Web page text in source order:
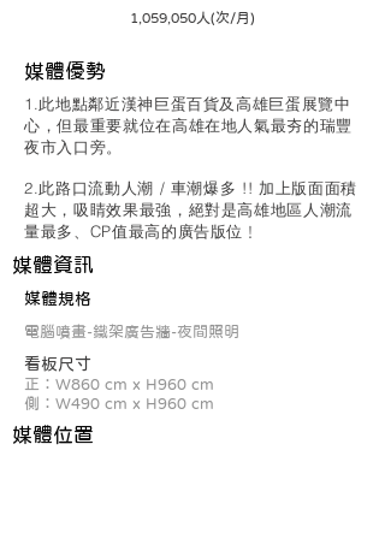
1,059,050人(次/月)
​媒體優勢
1.此地點鄰近漢神巨蛋百貨及高雄巨蛋展覽中
心，但最重要就位在高雄在地人氣最夯的瑞豐
夜市入口旁。
2.此路口流動人潮 / 車潮爆多 !! 加上版面面積
超大，吸睛效果最強，絕對是高雄地區人潮流
量最多、CP值最高的廣告版位﹗
​媒體資訊
媒體規格
電腦噴畫-鐵架廣告牆-夜間照明
看板尺寸
正：W860 cm x H960 cm
側：W490 cm x H960 cm
媒體位置